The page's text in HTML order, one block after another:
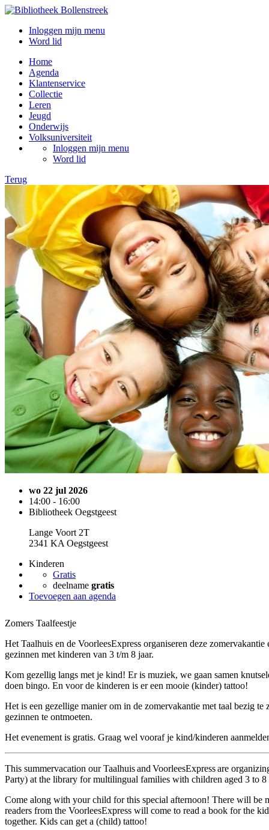
Inloggen mijn menu
Word lid
Home
Agenda
Klantenservice
Collectie
Leren
Jeugd
Onderwijs
Volksuniversiteit
Inloggen mijn menu
Word lid
Terug
wo 22 jul 2026
14:00 - 16:00
Bibliotheek Oegstgeest
Lange Voort 2T
2341 KA Oegstgeest
Kinderen
Gratis
deelname gratis
Toevoegen aan agenda
Zomers Taalfeestje
Het Taalhuis en de VoorleesExpress organiseren deze zomervakantie
gezinnen met kinderen van 3 t/m 8 jaar.
Kom gezellig langs met je kind! Er is muziek, we gaan samen
doen bingo. En voor de kinderen is er een mooie (kinder) tattoo!
Het is een gezellige manier om in de zomervakantie met taal bezig te
gezinnen te ontmoeten.
Het evenement is gratis. Graag wel vooraf je kind/kinderen
This summervacation our Taalhuis and VoorleesExpress are
Party) at the library for multilingual families with children aged 3 to 8
Come along with your child for this special afternoon! There will be
readers from the VoorleesExpress will come to read a book for the
together. Kids can get a (child) tattoo!